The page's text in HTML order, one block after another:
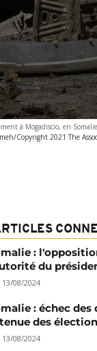
à Mogadiscio, en
Copyright 2021 The
:
du
13/08/2024
: échec des
des
13/08/2024